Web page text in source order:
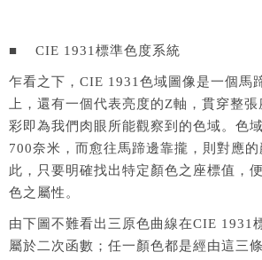
■ CIE 1931標準色度系統
乍看之下，CIE 1931色域圖像是一個馬
上，還有一個代表亮度的Z軸，貫穿整
彩即為我們肉眼所能觀察到的色域。色
700奈米，而愈往馬蹄邊靠攏，則對應
此，只要明確找出特定顏色之座標值，
色之屬性。
由下圖不難看出三原色曲線在CIE 1931
屬於二次函數；任一顏色都是經由這三